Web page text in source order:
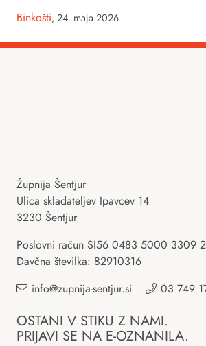
Binkošti, 24. maja 2026
Župnija Šentjur
Ulica skladateljev Ipavcev 14
3230 Šentjur
Poslovni račun SI56 0483 5000 3309
Davčna številka: 82910316
info@zupnija-sentjur.si
03 749
OSTANI V STIKU Z NAMI.
PRIJAVI SE NA E-OZNANILA.